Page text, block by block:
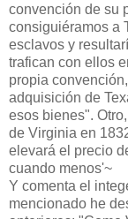
convención de su
consiguiéramos a
esclavos y
trafican con ellos
propia
adquisición de
esos bienes".
de Virginia en
elevará el precio
cuando menos'~
Y comenta el
mencionado he